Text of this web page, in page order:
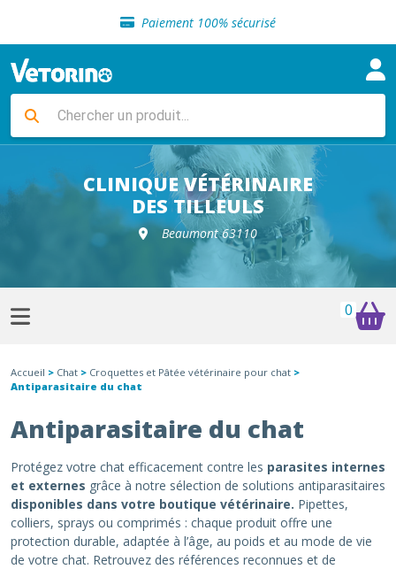
Paiement 100% sécurisé
Livraison gratuite en clinique vétérinaire
Sélection de croquettes vétérinaire
Livraison gratuite en clinique vétérinaire
Retour gratuit en clinique
Sélection de croquettes vétérinaire
CLINIQUE VÉTÉRINAIRE
DES TILLEULS
Beaumont 63110
0
Accueil > Chat > Croquettes et Pâtée vétérinaire pour chat >
Antiparasitaire du chat
Antiparasitaire du chat
Protégez votre chat efficacement contre les parasites internes
et externes grâce à notre sélection de solutions antiparasitaires
disponibles dans votre boutique vétérinaire. Pipettes,
colliers, sprays ou comprimés : chaque produit offre une
protection durable, adaptée à l’âge, au poids et au mode de vie
de votre chat. Retrouvez des références reconnues et de